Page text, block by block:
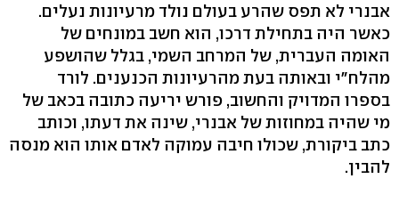
אבנרי לא תפס שהרע בעולם נולד מרעיונות נעלים.
כאשר היה בתחילת דרכו, הוא חשב במונחים של
האומה העברית, של המרחב השמי, בגלל שהושפע
מהלח"י ובאותה בעת מהרעיונות הכנענים. לורד
בספרו המדויק והחשוב, פורש יריעה כתובה בכאב של
מי שהיה במחוזות של אבנרי, שינה את דעתו, וכותב
כתב ביקורת, שכולו חיבה עמוקה לאדם אותו הוא מנסה
להבין.